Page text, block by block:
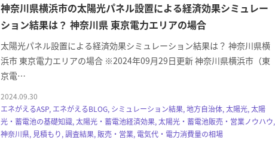
神奈川県横浜市の太陽光パネル設置による経済効果シミュレー
ション結果は？ 神奈川県 東京電力エリアの場合
太陽光パネル設置による経済効果シミュレーション結果は？ 神奈川県横
浜市 東京電力エリアの場合 ※2024年09月29日更新 神奈川県横浜市（東
京電…
2024.09.30
エネがえるASP, エネがえるBLOG, シミュレーション結果, 地方自治体, 太陽光, 太陽
光・蓄電池の基礎知識, 太陽光・蓄電池経済効果, 太陽光・蓄電池販売・営業ノウハウ,
神奈川県, 見積もり, 調査結果, 販売・営業, 電気代・電力消費量の相場